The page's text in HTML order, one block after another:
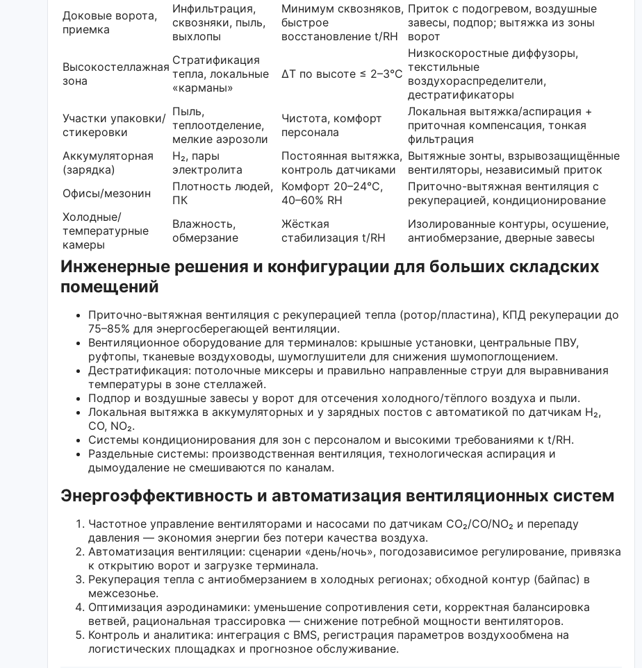
Доковые ворота,
приемка
Инфильтрация,
сквозняки, пыль,
выхлопы
Минимум сквозняков,
быстрое
восстановление t/RH
Приток с подогревом, воздушные
завесы, подпор; вытяжка из зоны
ворот
Высокостеллажная
зона
Стратификация
тепла, локальные
«карманы»
ΔT по высоте ≤ 2–3°C
Низкоскоростные диффузоры,
текстильные
воздухораспределители,
деcтратификаторы
Участки упаковки/
стикеровки
Пыль,
теплоотделение,
мелкие аэрозоли
Чистота, комфорт
персонала
Локальная вытяжка/аспирация +
приточная компенсация, тонкая
фильтрация
Аккумуляторная
(зарядка)
H₂, пары
электролита
Постоянная вытяжка,
контроль датчиками
Вытяжные зонты, взрывозащищённые
вентиляторы, независимый приток
Офисы/мезонин
Плотность людей,
ПК
Комфорт 20–24°C,
40–60% RH
Приточно-вытяжная вентиляция с
рекуперацией, кондиционирование
Холодные/
температурные
камеры
Влажность,
обмерзание
Жёсткая
стабилизация t/RH
Изолированные контуры, осушение,
антиобмерзание, дверные завесы
Инженерные решения и конфигурации для больших складских
помещений
Приточно-вытяжная вентиляция с рекуперацией тепла (ротор/пластина), КПД рекуперации до
75–85% для энергосберегающей вентиляции.
Вентиляционное оборудование для терминалов: крышные установки, центральные ПВУ,
руфтопы, тканевые воздуховоды, шумоглушители для снижения шумопоглощением.
Деcтратификация: потолочные миксеры и правильно направленные струи для выравнивания
температуры в зоне стеллажей.
Подпор и воздушные завесы у ворот для отсечения холодного/тёплого воздуха и пыли.
Локальная вытяжка в аккумуляторных и у зарядных постов с автоматикой по датчикам H₂,
CO, NO₂.
Системы кондиционирования для зон с персоналом и высокими требованиями к t/RH.
Раздельные системы: производственная вентиляция, технологическая аспирация и
дымоудаление не смешиваются по каналам.
Энергоэффективность и автоматизация вентиляционных систем
Частотное управление вентиляторами и насосами по датчикам CO₂/CO/NO₂ и перепаду
давления — экономия энергии без потери качества воздуха.
Автоматизация вентиляции: сценарии «день/ночь», погодозависимое регулирование, привязка
к открытию ворот и загрузке терминала.
Рекуперация тепла с антиобмерзанием в холодных регионах; обходной контур (байпас) в
межсезонье.
Оптимизация аэродинамики: уменьшение сопротивления сети, корректная балансировка
ветвей, рациональная трассировка — снижение потребной мощности вентиляторов.
Контроль и аналитика: интеграция с BMS, регистрация параметров воздухообмена на
логистических площадках и прогнозное обслуживание.